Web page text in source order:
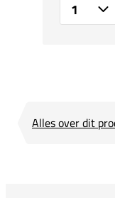
Alles over dit